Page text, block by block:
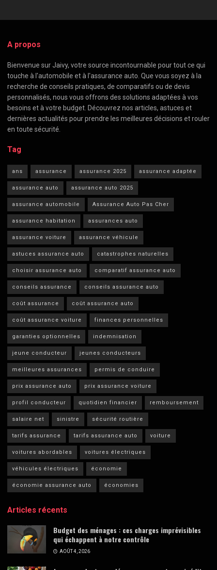
A propos
Bienvenue sur Jaivy, votre source incontournable pour tout ce qui
touche à l'automobile et à l'assurance auto. Que vous soyez à la
recherche de conseils pratiques, de comparatifs ou de devis
personnalisés, nous vous offrons des solutions adaptées à vos
besoins et à votre budget. Découvrez nos articles, astuces et
dernières actualités pour prendre les meilleures décisions et rouler
en toute sécurité.
Tag
ans assurance assurance 2025 assurance adaptée
assurance auto assurance auto 2025
assurance automobile Assurance Auto Pas Cher
assurance habitation assurances auto
assurance voiture assurance véhicule
astuces assurance auto catastrophes naturelles
choisir assurance auto comparatif assurance auto
conseils assurance conseils assurance auto
coût assurance coût assurance auto
coût assurance voiture finances personnelles
garanties optionnelles indemnisation
jeune conducteur jeunes conducteurs
meilleures assurances permis de conduire
prix assurance auto prix assurance voiture
profil conducteur quotidien financier remboursement
salaire net sinistre sécurité routière
tarifs assurance tarifs assurance auto voiture
voitures abordables voitures électriques
véhicules électriques économie
économie assurance auto économies
Articles récents
Budget des ménages : ces charges imprévisibles
qui échappent à notre contrôle
AOÛT 4, 2026